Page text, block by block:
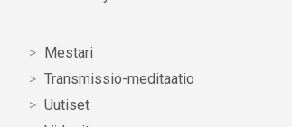
Mestari
Transmissio-meditaatio
Uutiset